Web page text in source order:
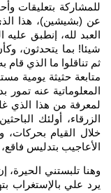
للمشاركة بتعليقات
عن (بشيشين)، هذا
العبد لله، إنطبق
شيئا! بما يتحدثون،
ثم تناقلوا ما الذي
متابعة حثيثة يومية
المعلوماتية عنه
لمعرفة من هذا الذي
الزرقاء، أولئك
خلال القيام بحركات،
الأعاجيب بتدليس
وهنا تلبستني
يرد علي بالإستغراب